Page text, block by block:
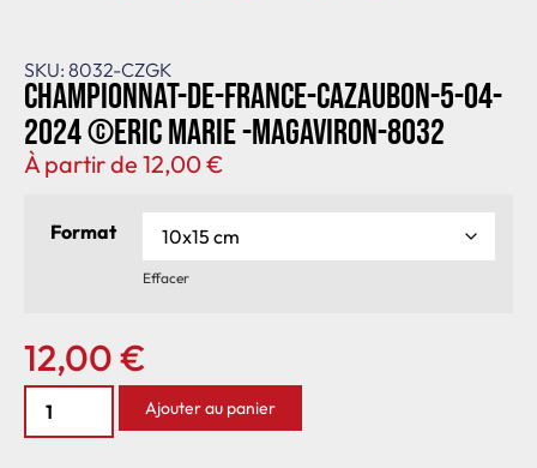
SKU: 8032-CZGK
Championnat-de-France-Cazaubon-5-04-
2024 ©Eric Marie -MagAviron-8032
À partir de 12,00€
Format
Effacer
12,00€
Ajouter au panier